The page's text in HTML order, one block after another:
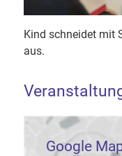
Kind schneidet mit
aus.
Google